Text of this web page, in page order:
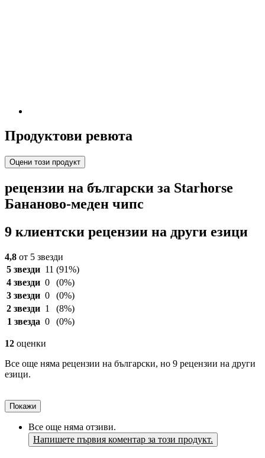
Продуктови ревюта
Оцени този продукт
рецензии на български за Starhorse
Бананово-меден чипс
9 клиентски рецензии на други езици
4,8 от 5 звезди
5 звезди 11 (91%)
4 звезди 0
(0%)
3 звезди 0
(0%)
2 звезди 1
(8%)
1 звезда 0 (0%)
12 оценки
Все още няма рецензии на български, но 9 рецензии на други
езици.
Покажи
Все още няма отзиви.
Напишете първия коментар за този продукт.